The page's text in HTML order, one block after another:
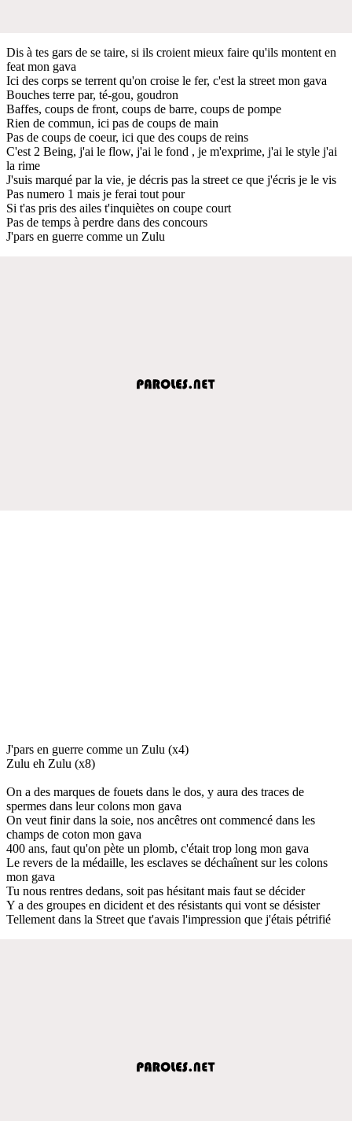
Dis à tes gars de se taire, si ils croient mieux faire qu'ils montent en
feat mon gava
Ici des corps se terrent qu'on croise le fer, c'est la street mon gava
Bouches terre par, té-gou, goudron
Baffes, coups de front, coups de barre, coups de pompe
Rien de commun, ici pas de coups de main
Pas de coups de coeur, ici que des coups de reins
C'est 2 Being, j'ai le flow, j'ai le fond , je m'exprime, j'ai le style j'ai
la rime
J'suis marqué par la vie, je décris pas la street ce que j'écris je le vis
Pas numero 1 mais je ferai tout pour
Si t'as pris des ailes t'inquiètes on coupe court
Pas de temps à perdre dans des concours
J'pars en guerre comme un Zulu
J'pars en guerre comme un Zulu (x4)
Zulu eh Zulu (x8)
On a des marques de fouets dans le dos, y aura des traces de
spermes dans leur colons mon gava
On veut finir dans la soie, nos ancêtres ont commencé dans les
champs de coton mon gava
400 ans, faut qu'on pète un plomb, c'était trop long mon gava
Le revers de la médaille, les esclaves se déchaînent sur les colons
mon gava
Tu nous rentres dedans, soit pas hésitant mais faut se décider
Y a des groupes en dicident et des résistants qui vont se désister
Tellement dans la Street que t'avais l'impression que j'étais pétrifié